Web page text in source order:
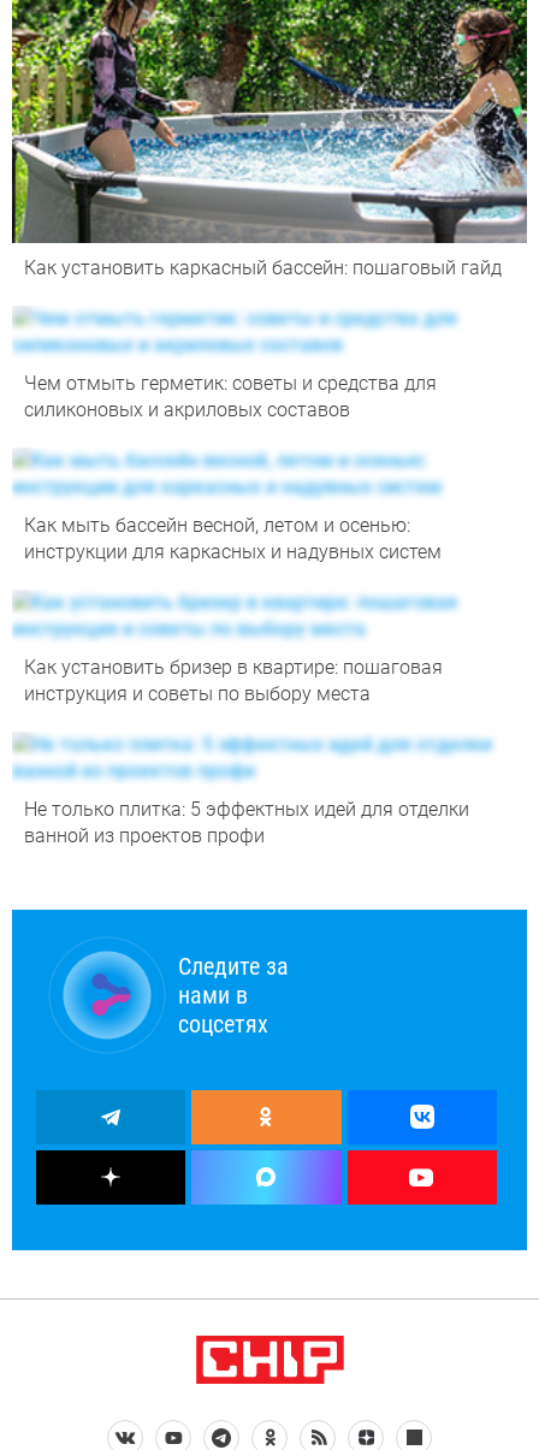
Как установить каркасный бассейн: пошаговый гайд
Чем отмыть герметик: советы и средства для
силиконовых и акриловых составов
Как мыть бассейн весной, летом и осенью:
инструкции для каркасных и надувных систем
Как установить бризер в квартире: пошаговая
инструкция и советы по выбору места
Не только плитка: 5 эффектных идей для отделки
ванной из проектов профи
Следите за
нами в
соцсетях